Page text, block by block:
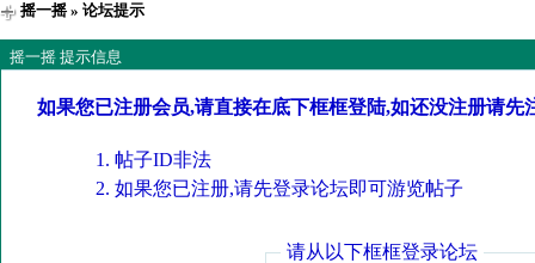
摇一摇» 论坛提示
摇一摇 提示信息
如果您已注册会员,请直接在底下框框登陆,如还没注册请先
帖子ID非法
如果您已注册,请先登录论坛即可游览帖子
请从以下框框登录论坛